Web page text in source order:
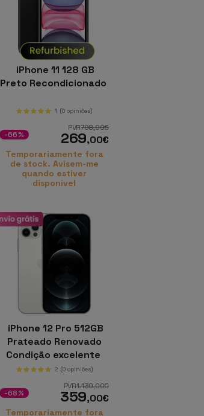
iPhone 11 128 GB
Preto Recondicionado
1 (0 opiniões)
PVR798,99€
269,00€
-66%
Temporariamente fora
de stock. Avisem-me
quando estiver
disponível
iPhone 12 Pro 512GB
Prateado Renovado
Condição excelente
2 (0 opiniões)
PVR1.139,00€
359,00€
-68%
Temporariamente fora